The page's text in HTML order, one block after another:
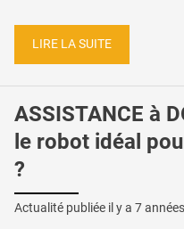
LIRE LA SUITE
ASSISTANCE à
le robot idéal
?
Actualité publiée il y a 7